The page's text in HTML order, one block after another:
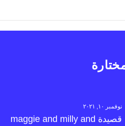
نوفمبر ١٠, ٢٠٢١
قصيدة maggie and milly and